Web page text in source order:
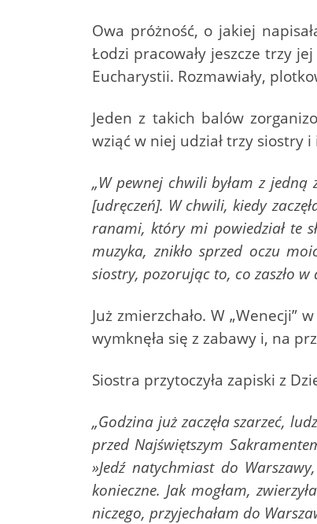
Owa próżność, o jakiej
Łodzi pracowały jeszcze trzy
Eucharystii. Rozmawiały,
Jeden z takich balów
wziąć w niej udział trzy siostry
„W pewnej chwili byłam z
[udręczeń]. W chwili, kiedy
ranami, który mi powiedział te
muzyka, znikło sprzed oczu
siostry, pozorując to, co zaszło w
Już zmierzchało. W „Wenecji”
wymknęła się z zabawy i, na
Siostra przytoczyła zapiski z
„Godzina już zaczęła szarzeć,
przed Najświętszym
»Jedź natychmiast do
konieczne. Jak mogłam,
niczego, przyjechałam do